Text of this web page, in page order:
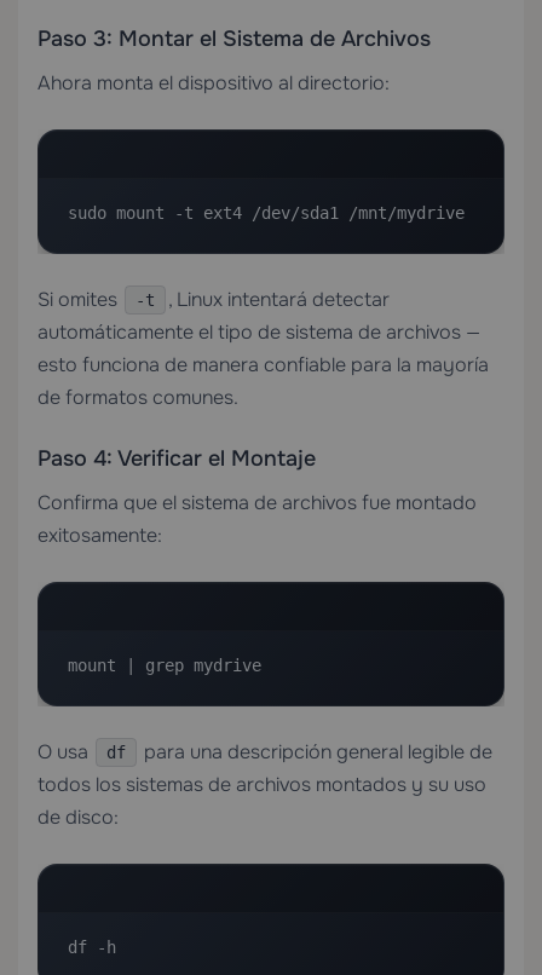
Paso 3: Montar el Sistema de Archivos
Ahora monta el dispositivo al directorio:
sudo mount -t ext4 /dev/sda1 /mnt/mydrive
Si omites -t
, Linux intentará detectar
automáticamente el tipo de sistema de archivos —
esto funciona de manera confiable para la mayoría
de formatos comunes.
Paso 4: Verificar el Montaje
Confirma que el sistema de archivos fue montado
exitosamente:
mount | grep mydrive
O usa df
para una descripción general legible de
todos los sistemas de archivos montados y su uso
de disco:
df -h